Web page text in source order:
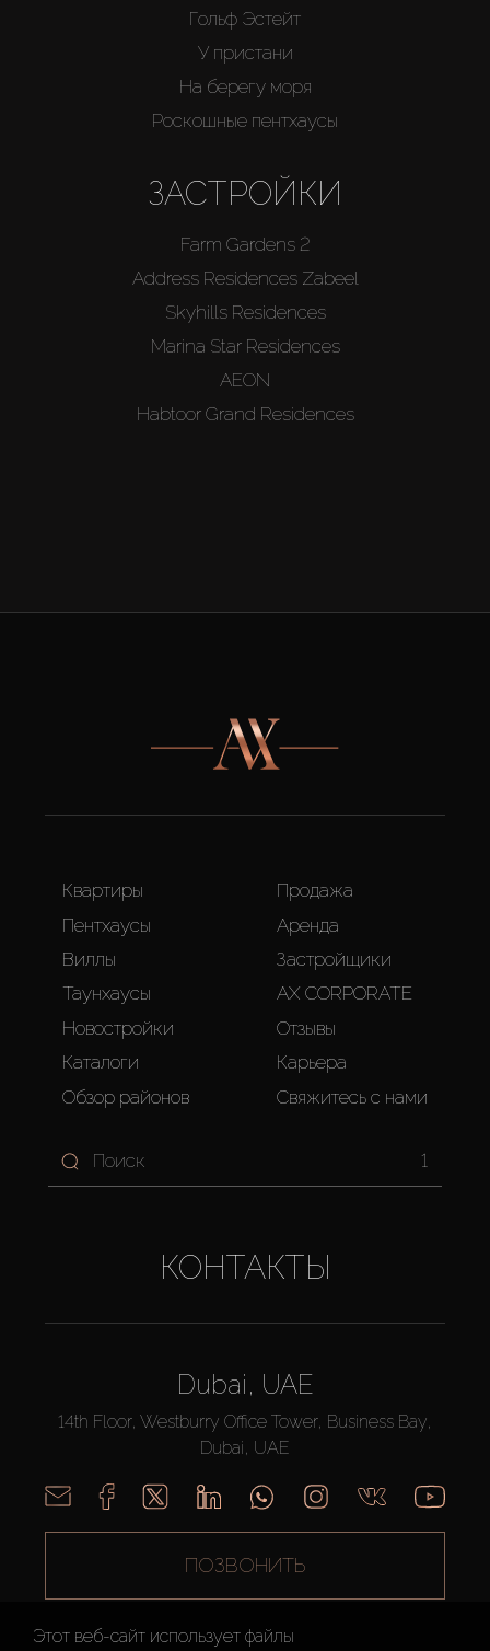
Гольф Эстейт
У пристани
На берегу моря
Роскошные пентхаусы
ЗАСТРОЙКИ
Farm Gardens 2
Address Residences Zabeel
Skyhills Residences
Marina Star Residences
AEON
Habtoor Grand Residences
Квартиры
Пентхаусы
Виллы
Таунхаусы
Новостройки
Каталоги
Обзор районов
Продажа
Аренда
Застройщики
AX CORPORATE
Отзывы
Карьера
Свяжитесь с нами
1
КОНТАКТЫ
Dubai, UAE
14th Floor, Westburry Office Tower, Business Bay,
Dubai, UAE
ПОЗВОНИТЬ
Этот веб-сайт использует файлы